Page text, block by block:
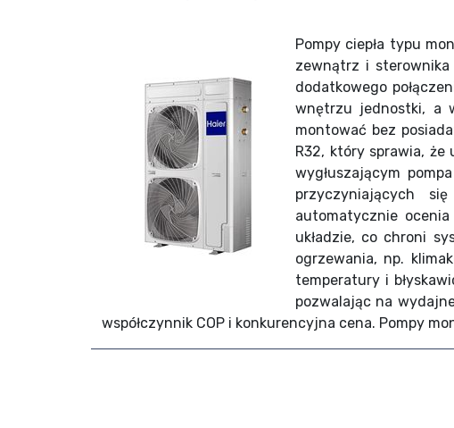
Pompy ciepła typu
zewnątrz i
dodatkowego
wnętrzu jednostki, a
montować bez
R32, który sprawia,
wygłuszającym
przyczyniających
automatycznie
układzie, co chroni
ogrzewania, np.
temperatury i
pozwalając na
współczynnik COP i konkurencyjna cena. Pompy